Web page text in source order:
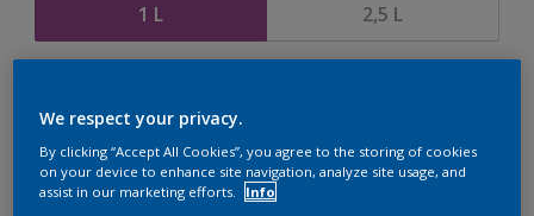
1 L 2,5 L
We respect your privacy.
By clicking “Accept All Cookies”, you agree to the storing of cookies
on your device to enhance site navigation, analyze site usage, and
assist in our marketing efforts.
Info